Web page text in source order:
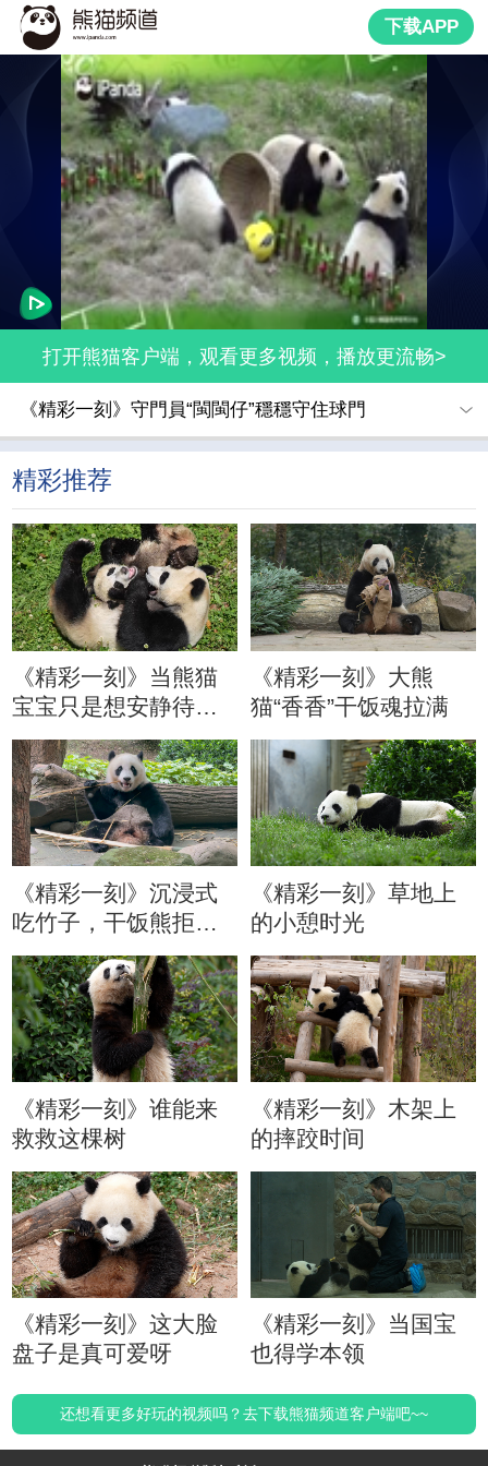
下载APP
打开熊猫客户端，观看更多视频，播放更流畅>
《精彩一刻》守門員“閩閩仔”穩穩守住球門
精彩推荐
《精彩一刻》当熊猫
宝宝只是想安静待会
儿
《精彩一刻》大熊
猫“香香”干饭魂拉满
《精彩一刻》沉浸式
吃竹子，干饭熊拒绝
分心
《精彩一刻》草地上
的小憩时光
《精彩一刻》谁能来
救救这棵树
《精彩一刻》木架上
的摔跤时间
《精彩一刻》这大脸
盘子是真可爱呀
《精彩一刻》当国宝
也得学本领
还想看更多好玩的视频吗？去下载熊猫频道客户端吧~~